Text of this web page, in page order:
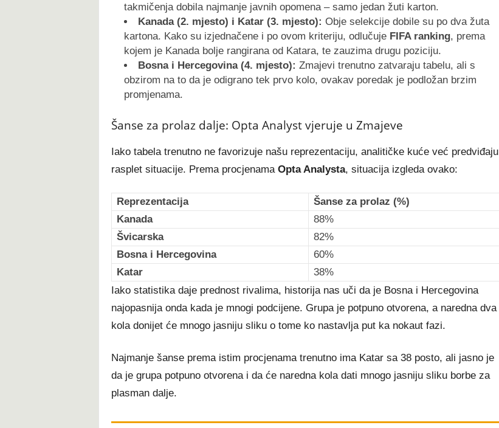
takmičenja dobila najmanje javnih opomena – samo jedan žuti karton.
Kanada (2. mjesto) i Katar (3. mjesto): Obje selekcije dobile su po dva žuta
kartona. Kako su izjednačene i po ovom kriteriju, odlučuje FIFA ranking, prema
kojem je Kanada bolje rangirana od Katara, te zauzima drugu poziciju.
Bosna i Hercegovina (4. mjesto): Zmajevi trenutno zatvaraju tabelu, ali s
obzirom na to da je odigrano tek prvo kolo, ovakav poredak je podložan brzim
promjenama.
Šanse za prolaz dalje: Opta Analyst vjeruje u Zmajeve
Iako tabela trenutno ne favorizuje našu reprezentaciju, analitičke kuće već predviđaju
rasplet situacije. Prema procjenama Opta Analysta, situacija izgleda ovako:
Reprezentacija
Šanse za prolaz (%)
Kanada
88%
Švicarska
82%
Bosna i Hercegovina
60%
Katar
38%
Iako statistika daje prednost rivalima, historija nas uči da je Bosna i Hercegovina
najopasnija onda kada je mnogi podcijene. Grupa je potpuno otvorena, a naredna dva
kola donijet će mnogo jasniju sliku o tome ko nastavlja put ka nokaut fazi.
Najmanje šanse prema istim procjenama trenutno ima Katar sa 38 posto, ali jasno je
da je grupa potpuno otvorena i da će naredna kola dati mnogo jasniju sliku borbe za
plasman dalje.